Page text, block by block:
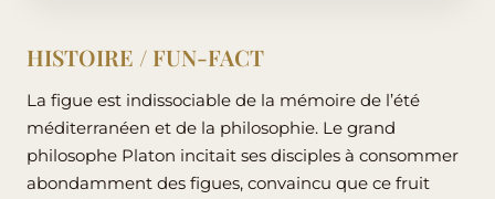
HISTOIRE / FUN-FACT
La figue est indissociable de la mémoire de l’été
méditerranéen et de la philosophie. Le grand
philosophe Platon incitait ses disciples à consommer
abondamment des figues, convaincu que ce fruit